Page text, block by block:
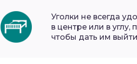
Уголки не всегда
в центре или в углу,
чтобы дать им